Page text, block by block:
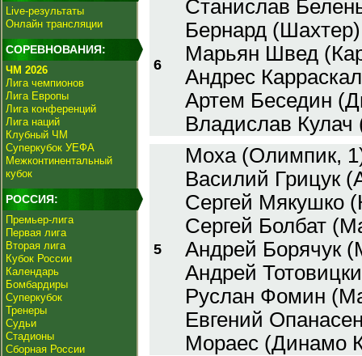
Live-результаты
Онлайн трансляции
СОРЕВНОВАНИЯ:
ЧМ 2026
Лига чемпионов
Лига Европы
Лига конференций
Лига наций
Клубный ЧМ
Суперкубок УЕФА
Межконтинентальный
кубок
РОССИЯ:
Премьер-лига
Первая лига
Вторая лига
Кубок России
Календарь
Бомбардиры
Суперкубок
Тренеры
Судьи
Стадионы
Сборная России
6
Станислав
Бернард (Шахтер)
Марьян Швед
Андрес
Артем Беседин
Владислав Кулач
5
Моха (Олимпик,
Василий Грицук
Сергей Мякушко
Сергей Болбат
Андрей Борячук
Андрей
Руслан Фомин
Евгений
Мораес (Динамо